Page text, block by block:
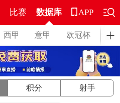
比赛 数据库
西甲 意甲 欧冠杯 德
APP
积分 射手